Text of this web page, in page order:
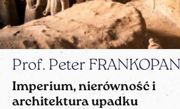
Prof. Peter FRANKOPAN
Imperium, nierówność i
architektura upadku